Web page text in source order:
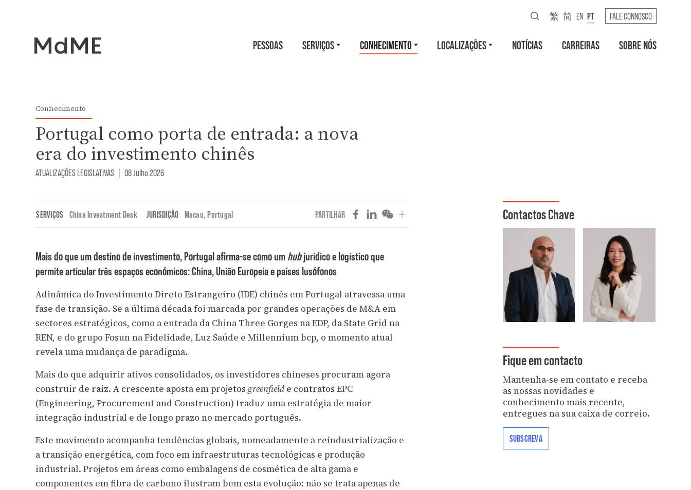
PESSOAS SERVIÇOS CONHECIMENTO LOCALIZAÇÕES NOTÍCIAS CARREIRAS SOBRE NÓS
繁 简 EN PT FALE CONNOSCO
Conhecimento
Portugal como porta de entrada: a nova
era do investimento chinês
ATUALIZAÇÕES LEGISLATIVAS 08 Julho 2026
SERVIÇOS China Investment Desk JURISDIÇÃO Macau,Portugal PARTILHAR
Mais do que um destino de investimento, Portugal afirma-se como umhubjurídico e logístico que
permite articular três espaços económicos: China, União Europeia e países lusófonos
Adinâmica do Investimento Direto Estrangeiro (IDE) chinês em Portugal atravessa uma
fase de transição. Se a última década foi marcada por grandes operações de M&A em
sectores estratégicos, como a entrada da China Three Gorges na EDP, da State Grid na
REN, e do grupo Fosun na Fidelidade, Luz Saúde e Millennium bcp, o momento atual
revela uma mudança de paradigma.
Mais do que adquirir ativos consolidados, os investidores chineses procuram agora
construir de raiz. A crescente aposta em projetosgreenfield e contratos EPC
(Engineering, Procurement and Construction) traduz uma estratégia de maior
integração industrial e de longo prazo no mercado português.
Este movimento acompanha tendências globais, nomeadamente a reindustrialização e
a transição energética, com foco em infraestruturas tecnológicas e produção
industrial. Projetos em áreas como embalagens de cosmética de alta gama e
componentes em fibra de carbono ilustram bem esta evolução: não se trata apenas de
Contactos Chave
Fique em contacto
Mantenha-se em contato e receba
as nossas novidades e
conhecimento mais recente,
entregues na sua caixa de correio.
SUBSCREVA